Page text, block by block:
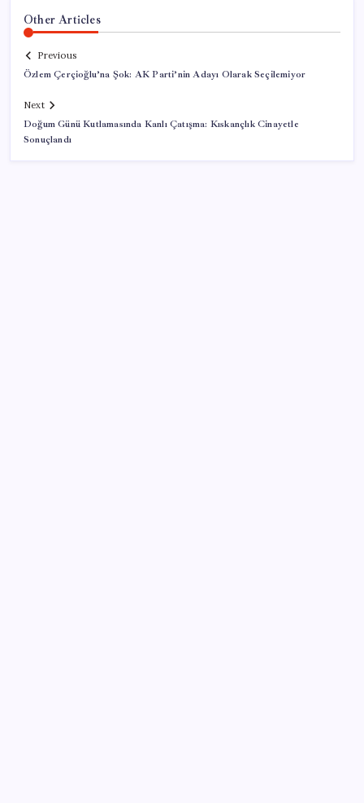
Other Articles
Previous
Özlem Çerçioğlu’na Şok: AK Parti’nin Adayı Olarak Seçilemiyor
Next
Doğum Günü Kutlamasında Kanlı Çatışma: Kıskançlık Cinayetle
Sonuçlandı